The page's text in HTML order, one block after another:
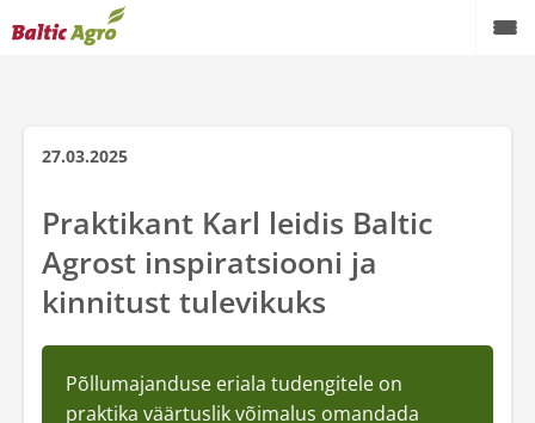
27.03.2025
Praktikant Karl leidis Baltic
Agrost inspiratsiooni ja
kinnitust tulevikuks
Põllumajanduse eriala tudengitele on
praktika väärtuslik võimalus omandada
Loomakasvatus
Koduaed
Masinarent
Teraviljakäitlusseadmed